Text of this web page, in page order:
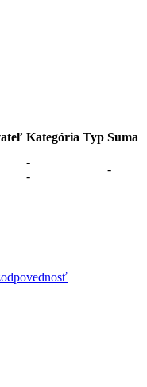
Kategória Typ Suma
-
-
-